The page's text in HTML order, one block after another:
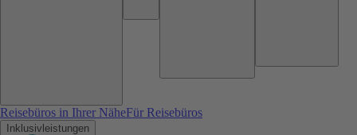
Reisebüros in Ihrer NäheFür Reisebüros
Inklusivleistungen